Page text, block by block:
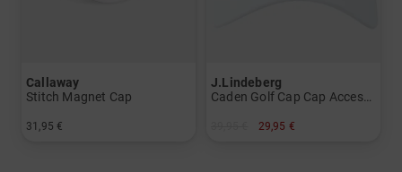
Callaway
Stitch Magnet Cap
31,95 €
J.Lindeberg
Caden Golf Cap Cap Accessoires
29,95 €